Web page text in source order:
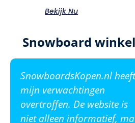
Bekijk Nu
Snowboard
SnowboardsKopen.nl heeft
mijn verwachtingen
overtroffen. De website is
niet alleen informatief,